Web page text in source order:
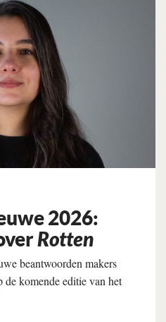
2026:
Rotten
beantwoorden makers
komende editie van het